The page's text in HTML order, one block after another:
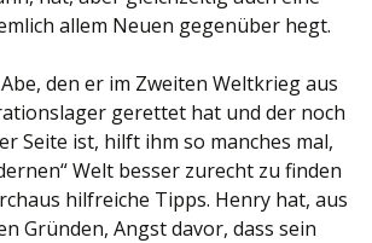
allem Neuen gegenüber hegt.
den er im Zweiten Weltkrieg aus
gerettet hat und der noch
Seite ist, hilft ihm so manches mal,
Welt besser zurecht zu finden
hilfreiche Tipps. Henry hat, aus
Gründen, Angst davor, dass sein